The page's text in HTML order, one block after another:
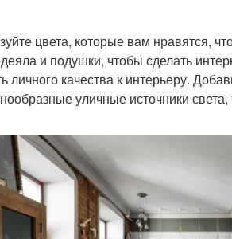
цвета, которые вам нравятся,
и подушки, чтобы сделать
качества к интерьеру.
уличные источники